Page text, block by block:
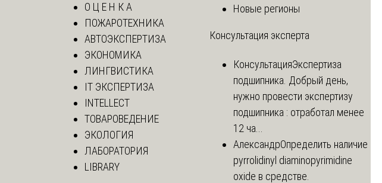
О Ц Е Н К А
ПОЖАРОТЕХНИКА
АВТОЭКСПЕРТИЗА
ЭКОНОМИКА
ЛИНГВИСТИКА
IT ЭКСПЕРТИЗА
INTELLECT
ТОВАРОВЕДЕНИЕ
ЭКОЛОГИЯ
ЛАБОРАТОРИЯ
LIBRARY
Новые регионы
Консультация эксперта
КонсультацияЭкспертиза
подшипника. Добрый день,
нужно провести экспертизу
подшипника : отработал менее
12 ча...
АлександрОпределить наличие
pyrrolidinyl diaminopyrimidine
oxide в средстве.